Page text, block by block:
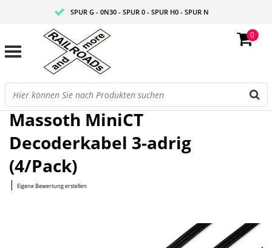
SPUR G - 0N30 - SPUR 0 - SPUR H0 - SPUR N
0
Startseite/MiniCT Decoderkabel 3-adrig (4/Pack)
Massoth MiniCT
Decoderkabel 3-adrig
(4/Pack)
| Eigene Bewertung erstellen